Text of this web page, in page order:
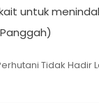
untuk
Tidak Hadir